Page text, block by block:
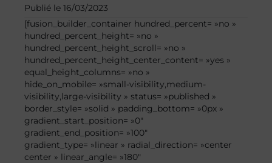
Publié le 16/03/2023
[fusion_builder_container hundred_percent= »no »
hundred_percent_height= »no »
hundred_percent_height_scroll= »no »
hundred_percent_height_center_content= »yes »
equal_height_columns= »no »
hide_on_mobile= »small-visibility,medium-
visibility,large-visibility » status= »published »
border_style= »solid » padding_bottom= »0px »
gradient_start_position= »0″
gradient_end_position= »100″
gradient_type= »linear » radial_direction= »center
center » linear_angle= »180″